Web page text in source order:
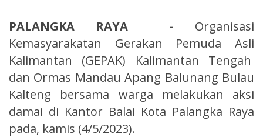
PALANGKA RAYA - Organisasi
Kemasyarakatan Gerakan Pemuda Asli
Kalimantan (GEPAK) Kalimantan Tengah
dan Ormas Mandau Apang Balunang Bulau
Kalteng bersama warga melakukan aksi
damai di Kantor Balai Kota Palangka Raya
pada, kamis (4/5/2023).